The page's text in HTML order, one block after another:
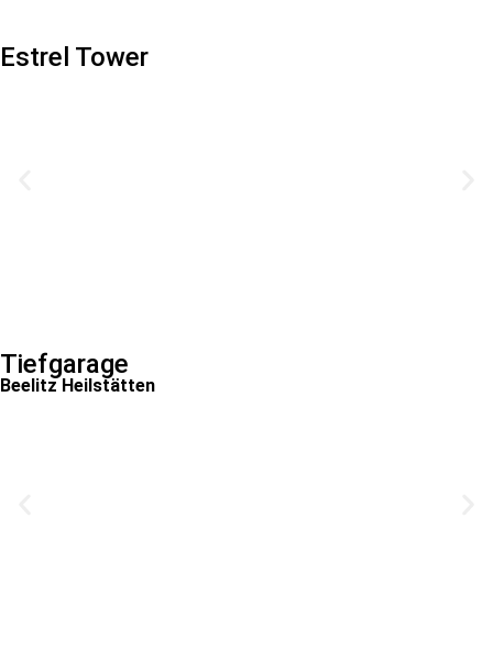
Estrel Tower
Tiefgarage
Beelitz Heilstätten